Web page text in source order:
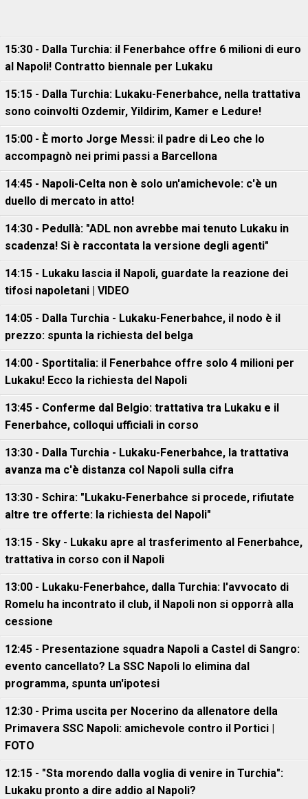
15:30 - Dalla Turchia: il Fenerbahce offre 6 milioni di euro
al Napoli! Contratto biennale per Lukaku
15:15 - Dalla Turchia: Lukaku-Fenerbahce, nella trattativa
sono coinvolti Ozdemir, Yildirim, Kamer e Ledure!
15:00 - È morto Jorge Messi: il padre di Leo che lo
accompagnò nei primi passi a Barcellona
14:45 - Napoli-Celta non è solo un'amichevole: c'è un
duello di mercato in atto!
14:30 - Pedullà: "ADL non avrebbe mai tenuto Lukaku in
scadenza! Si è raccontata la versione degli agenti"
14:15 - Lukaku lascia il Napoli, guardate la reazione dei
tifosi napoletani | VIDEO
14:05 - Dalla Turchia - Lukaku-Fenerbahce, il nodo è il
prezzo: spunta la richiesta del belga
14:00 - Sportitalia: il Fenerbahce offre solo 4 milioni per
Lukaku! Ecco la richiesta del Napoli
13:45 - Conferme dal Belgio: trattativa tra Lukaku e il
Fenerbahce, colloqui ufficiali in corso
13:30 - Dalla Turchia - Lukaku-Fenerbahce, la trattativa
avanza ma c'è distanza col Napoli sulla cifra
13:30 - Schira: "Lukaku-Fenerbahce si procede, rifiutate
altre tre offerte: la richiesta del Napoli"
13:15 - Sky - Lukaku apre al trasferimento al Fenerbahce,
trattativa in corso con il Napoli
13:00 - Lukaku-Fenerbahce, dalla Turchia: l'avvocato di
Romelu ha incontrato il club, il Napoli non si opporrà alla
cessione
12:45 - Presentazione squadra Napoli a Castel di Sangro:
evento cancellato? La SSC Napoli lo elimina dal
programma, spunta un'ipotesi
12:30 - Prima uscita per Nocerino da allenatore della
Primavera SSC Napoli: amichevole contro il Portici |
FOTO
12:15 - "Sta morendo dalla voglia di venire in Turchia":
Lukaku pronto a dire addio al Napoli?